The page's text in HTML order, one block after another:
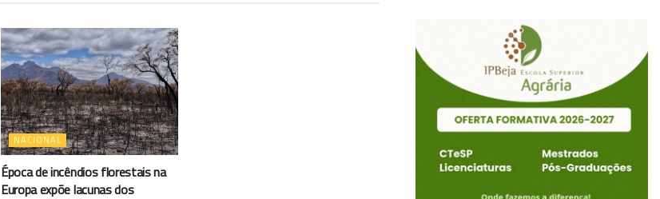
NACIONAL
Época de incêndios florestais na
Europa expõe lacunas dos